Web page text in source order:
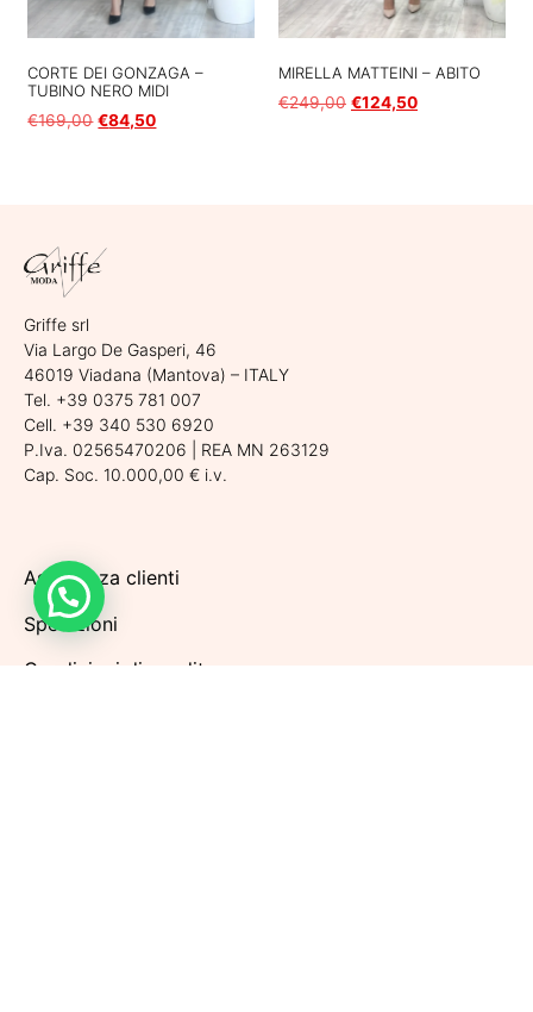
CORTE DEI GONZAGA –
TUBINO NERO MIDI
€169,00 €84,50
MIRELLA MATTEINI – ABITO
€249,00 €124,50
Griffe srl
Via Largo De Gasperi, 46
46019 Viadana (Mantova) – ITALY
Tel. +39 0375 781 007
Cell. +39 340 530 6920
P.Iva. 02565470206 | REA MN 263129
Cap. Soc. 10.000,00 € i.v.
Assistenza clienti
Spedizioni
Condizioni di vendita